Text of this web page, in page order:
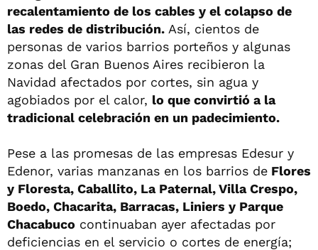
recalentamiento de los cables y el colapso de
las redes de distribución. Así, cientos de
personas de varios barrios porteños y algunas
zonas del Gran Buenos Aires recibieron la
Navidad afectados por cortes, sin agua y
agobiados por el calor, lo que convirtió a la
tradicional celebración en un padecimiento.
Pese a las promesas de las empresas Edesur y
Edenor, varias manzanas en los barrios de Flores
y Floresta, Caballito, La Paternal, Villa Crespo,
Boedo, Chacarita, Barracas, Liniers y Parque
Chacabuco continuaban ayer afectadas por
deficiencias en el servicio o cortes de energía;